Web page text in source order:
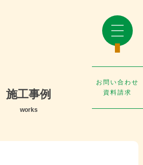
お問い合わせ
資料請求
施工事例
works